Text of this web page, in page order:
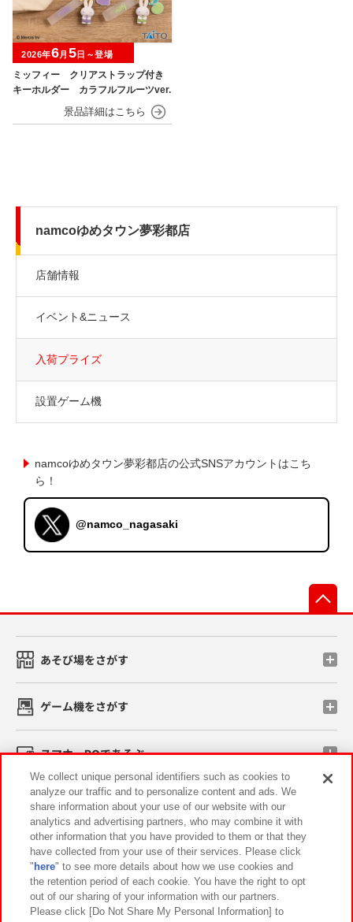
ミッフィー クリアストラップ付き
キーホルダー カラフルフルーツver.
2026年6月 5 日～登場
namcoゆめタウン夢彩都店
店舗情報
イベント&ニュース
入荷プライズ
設置ゲーム機
namcoゆめタウン夢彩都店の公式SNSアカウントはこち
ら！
@namco_nagasaki
あそび場をさがす
ゲーム機をさがす
スマホ・PCであそぶ
イベント・キャンペーン
関連会社 サステナビリティ サイトポリシー
プライバシーポリシー ウェブアクセシビリティ方針と検証結果
We collect unique personal identifiers such as cookies to
analyze our traffic and to personalize content and ads. We
share information about your use of our website with our
analytics and advertising partners, who may combine it with
other information that you have provided to them or that they
have collected from your use of their services. Please click
" here" to see more details about how we use cookies and
the retention period of each cookie. You have the right to opt
out of our sharing of your information with our partners.
Please click [Do Not Share My Personal Information] to